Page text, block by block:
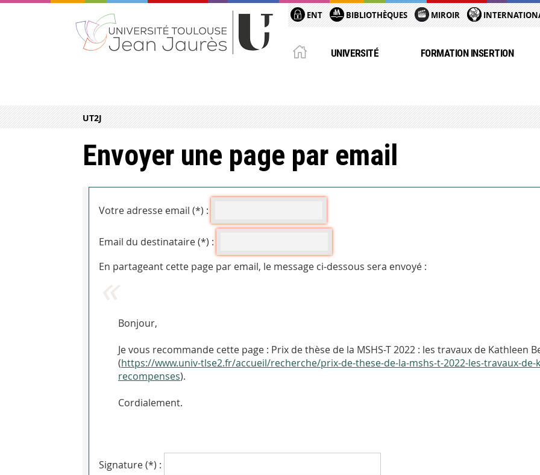
ENT BIBLIOTHÈQUES MIROIR
UNIVERSITÉ FORMATION INSERTION
UT2J
Envoyer une page par email
Votre adresse email (*) :
Email du destinataire (*) :
En partageant cette page par email, le message ci-dessous sera envoyé :
Bonjour,
Je vous recommande cette page : Prix de thèse de la MSHS-T 2022 : les travaux de Kathleen
(https://www.univ-tlse2.fr/accueil/recherche/prix-de-these-de-la-mshs-t-2022-les-travaux-de-
recompenses).
Cordialement.
Signature (*) :